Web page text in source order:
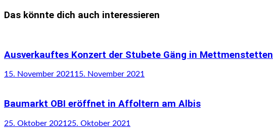
Das könnte dich auch interessieren
Ausverkauftes Konzert der Stubete Gäng in Mettmenstetten
15. November 202115. November 2021
Baumarkt OBI eröffnet in Affoltern am Albis
25. Oktober 2021 25. Oktober 2021